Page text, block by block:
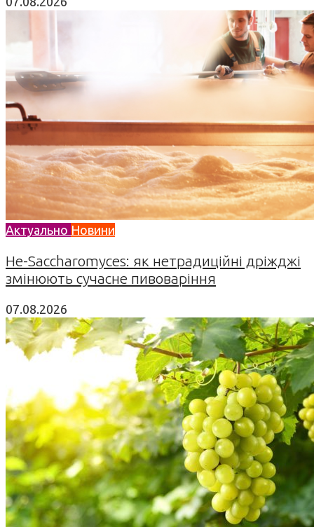
Актуально Новини
Не-Saccharomyces: як нетрадиційні дріжджі
змінюють сучасне пивоваріння
07.08.2026